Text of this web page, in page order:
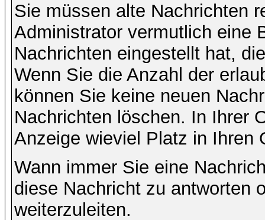
Sie müssen alte Nachrichten
Administrator vermutlich eine
Nachrichten eingestellt hat,
Wenn Sie die Anzahl der
können Sie keine neuen
Nachrichten löschen. In Ihrer
Anzeige wieviel Platz in Ihren
Wann immer Sie eine
diese Nachricht zu antworten
weiterzuleiten.